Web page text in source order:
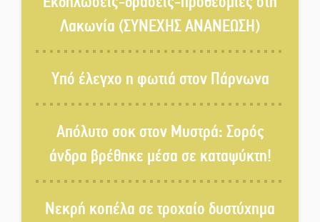
Το τελεφερίκ της Μονεμβασιάς
στο τραπέζι του δημόσιου
διαλόγου
Πολιτισμός και παράδοση δίνουν
ραντεβού στην Αγόριανη
δυναμικό καλοκαιρινό party
Λακωνία (ΣΥΝΕΧΗΣ ΑΝΑΝΕΩΣΗ)
Υπό έλεγχο η φωτιά στον Πάρνωνα
Απόλυτο σοκ στον Μυστρά: Σορός
άνδρα βρέθηκε μέσα σε καταψύκτη!
Νεκρή κοπέλα σε τροχαίο δυστύχημα